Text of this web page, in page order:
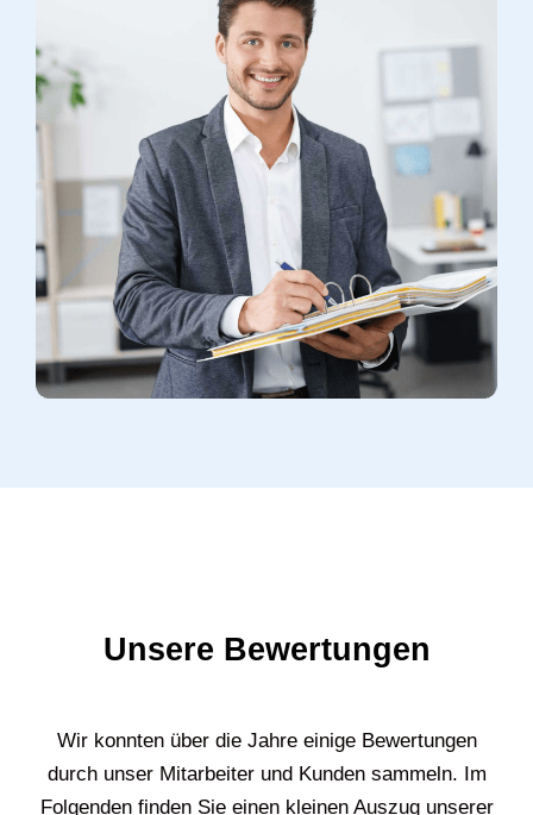
Unsere Bewertungen
Wir konnten über die Jahre einige Bewertungen
durch unser Mitarbeiter und Kunden sammeln. Im
Folgenden finden Sie einen kleinen Auszug unserer